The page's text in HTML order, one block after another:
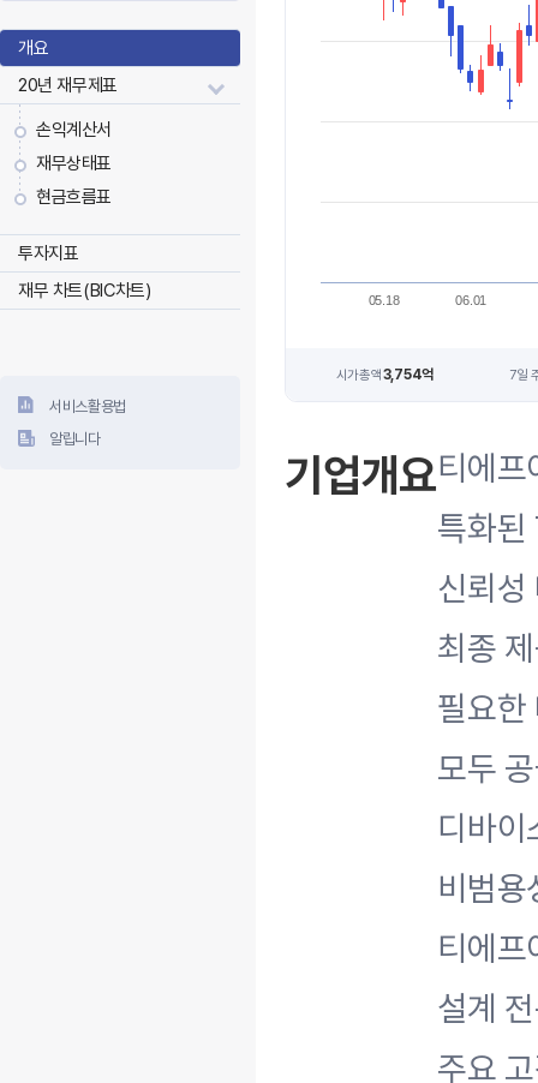
개요
20년 재무제표
손익계산서
재무상태표
현금흐름표
투자지표
재무 차트(BIC차트)
서비스활용법
알립니다
05.18 06.01
시가총액3,754억 7일
기업개요티에프
특화
신뢰
최종
필요
모두
디바이
비범용
티에프
설계
주요